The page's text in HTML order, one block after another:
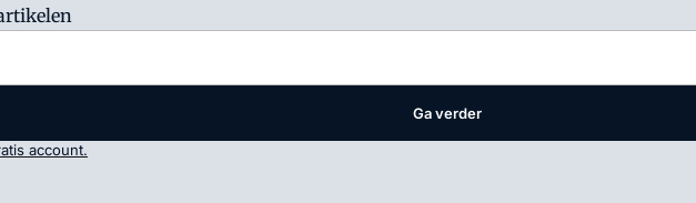
media. Lees inons manifestwaar VMN media voor staat. Op gebruik van deze site zijn de
Ga verder
account.